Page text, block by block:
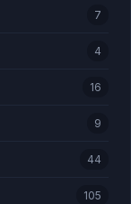
7
4
16
9
44
105